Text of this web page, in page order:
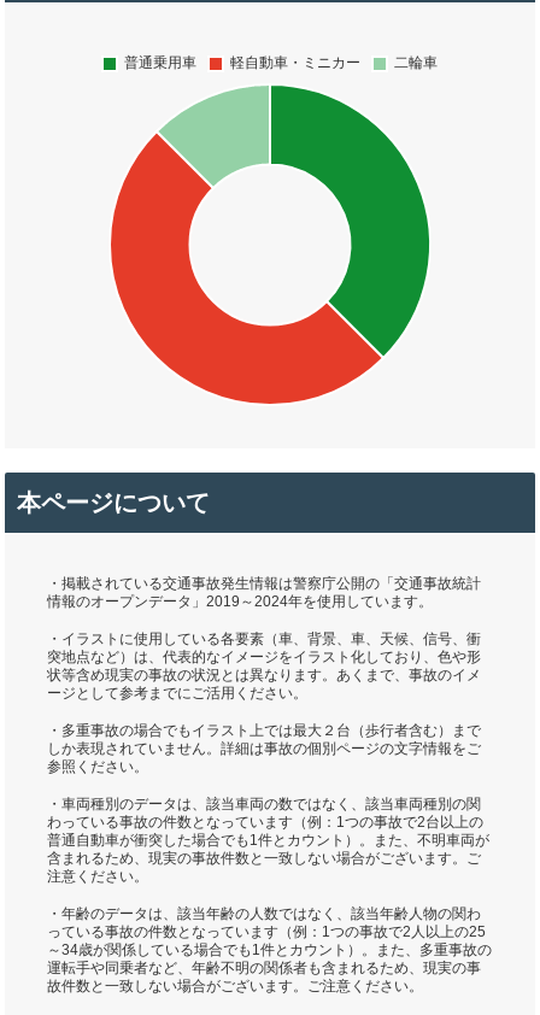
本ページについて
・掲載されている交通事故発生情報は警察庁公開の「交通事故統計
情報のオープンデータ」2019～2024年を使用しています。
・イラストに使用している各要素（車、背景、車、天候、信号、衝
突地点など）は、代表的なイメージをイラスト化しており、色や形
状等含め現実の事故の状況とは異なります。あくまで、事故のイメ
ージとして参考までにご活用ください。
・多重事故の場合でもイラスト上では最大２台（歩行者含む）まで
しか表現されていません。詳細は事故の個別ページの文字情報をご
参照ください。
・車両種別のデータは、該当車両の数ではなく、該当車両種別の関
わっている事故の件数となっています（例：1つの事故で2台以上の
普通自動車が衝突した場合でも1件とカウント）。また、不明車両が
含まれるため、現実の事故件数と一致しない場合がございます。ご
注意ください。
・年齢のデータは、該当年齢の人数ではなく、該当年齢人物の関わ
っている事故の件数となっています（例：1つの事故で2人以上の25
～34歳が関係している場合でも1件とカウント）。また、多重事故の
運転手や同乗者など、年齢不明の関係者も含まれるため、現実の事
故件数と一致しない場合がございます。ご注意ください。